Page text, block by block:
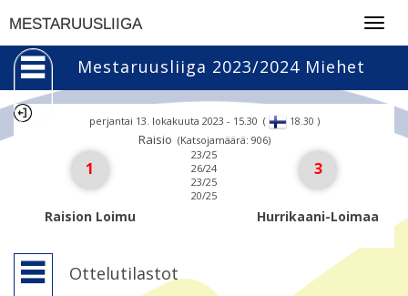
MESTARUUSLIIGA
Mestaruusliiga 2023/2024 Miehet
perjantai 13. lokakuuta 2023 - 15.30 ( 18.30 )
Raisio (Katsojamäärä: 906)
1
Raision Loimu
23/25
26/24
23/25
20/25
3
Hurrikaani-Loimaa
Ottelutilastot